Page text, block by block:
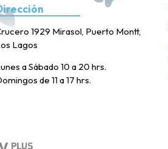
1929 Mirasol, Puerto Montt,
Lagos
a Sábado 10 a 20 hrs.
de 11 a 17 hrs.